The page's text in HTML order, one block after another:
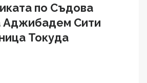
по Съдова
Аджибадем Сити
Токуда